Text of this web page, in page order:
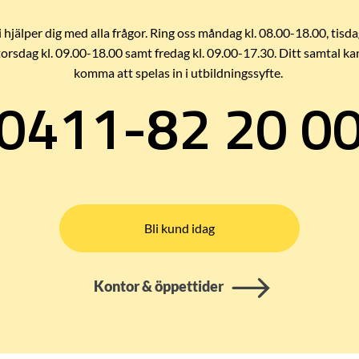
hjälper dig med alla frågor. Ring oss måndag kl. 08.00-18.00,
kl. 09.00-18.00 samt fredag kl. 09.00-17.30. Ditt samtal
komma att spelas in i utbildningssyfte.
82 20
Bli kund idag
Kontor & öppettider